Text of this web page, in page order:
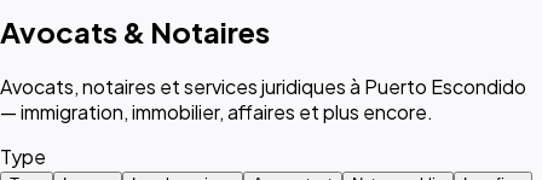
Avocats & Notaires
Avocats, notaires et services juridiques à Puerto Escondido
— immigration, immobilier, affaires et plus encore.
Type